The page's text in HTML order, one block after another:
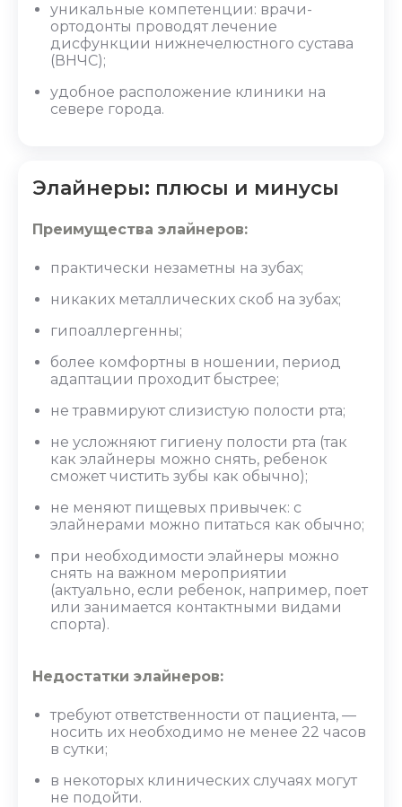
уникальные компетенции: врачи-
ортодонты проводят лечение
дисфункции нижнечелюстного сустава
(ВНЧС);
удобное расположение клиники на
севере города.
Элайнеры: плюсы и минусы
Преимущества элайнеров:
практически незаметны на зубах;
никаких металлических скоб на зубах;
гипоаллергенны;
более комфортны в ношении, период
адаптации проходит быстрее;
не травмируют слизистую полости рта;
не усложняют гигиену полости рта (так
как элайнеры можно снять, ребенок
сможет чистить зубы как обычно);
не меняют пищевых привычек: с
элайнерами можно питаться как обычно;
при необходимости элайнеры можно
снять на важном мероприятии
(актуально, если ребенок, например, поет
или занимается контактными видами
спорта).
Недостатки элайнеров:
требуют ответственности от пациента, —
носить их необходимо не менее 22 часов
в сутки;
в некоторых клинических случаях могут
не подойти.